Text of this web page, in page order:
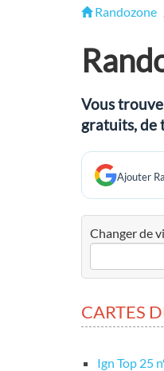
Randozone
Vous
gratuits, de
Ajouter
Changer de
CARTES
Ign Top 25